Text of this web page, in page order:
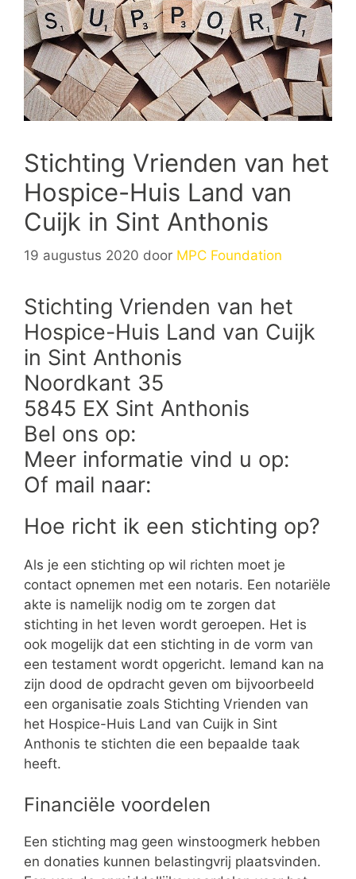
Stichting Vrienden van het
Hospice-Huis Land van
Cuijk in Sint Anthonis
19 augustus 2020 door MPC Foundation
Stichting Vrienden van het
Hospice-Huis Land van Cuijk
in Sint Anthonis
Noordkant 35
5845 EX Sint Anthonis
Bel ons op:
Meer informatie vind u op:
Of mail naar:
Hoe richt ik een stichting op?
Als je een stichting op wil richten moet je
contact opnemen met een notaris. Een notariële
akte is namelijk nodig om te zorgen dat
stichting in het leven wordt geroepen. Het is
ook mogelijk dat een stichting in de vorm van
een testament wordt opgericht. Iemand kan na
zijn dood de opdracht geven om bijvoorbeeld
een organisatie zoals Stichting Vrienden van
het Hospice-Huis Land van Cuijk in Sint
Anthonis te stichten die een bepaalde taak
heeft.
Financiële voordelen
Een stichting mag geen winstoogmerk hebben
en donaties kunnen belastingvrij plaatsvinden.